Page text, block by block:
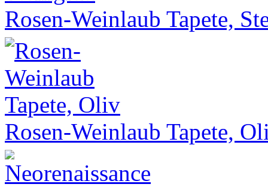
Rosen-Weinlaub Tapete,
Rosen-Weinlaub Tapete,